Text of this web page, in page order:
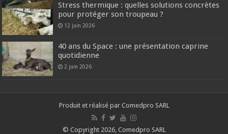
Stress thermique : quelles solutions concrètes
pour protéger son troupeau ?
12 juin 2026
40 ans du Space : une présentation caprine
quotidienne
2 juin 2026
Produit et réalisé par Comedpro SARL
© Copyright 2026, Comedpro SARL